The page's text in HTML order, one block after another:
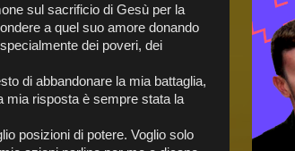
sul sacrificio di Gesù per la
a quel suo amore donando
dei poveri, dei
di abbandonare la mia battaglia,
mia risposta è sempre stata la
posizioni di potere. Voglio solo